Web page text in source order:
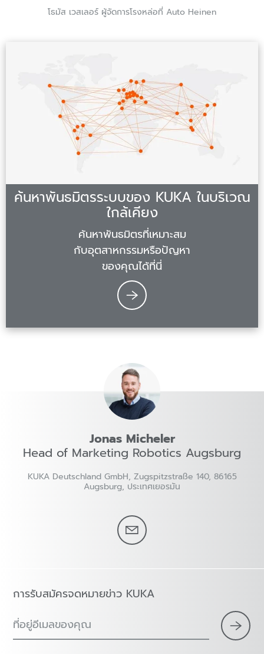
โธมัส เวสเลอร์ ผู้จัดการโรงหล่อที่ Auto Heinen
ค้นหาพันธมิตรระบบของ KUKA ในบริเวณ
ใกล้เคียง
ค้นหาพันธมิตรที่เหมาะสม
กับอุตสาหกรรมหรือปัญหา
ของคุณได้ที่นี่
Jonas Micheler
Head of Marketing Robotics Augsburg
KUKA Deutschland GmbH, Zugspitzstraße 140, 86165
Augsburg, ประเทศเยอรมัน
การรับสมัครจดหมายข่าว KUKA
ที่อยู่อีเมลของคุณ